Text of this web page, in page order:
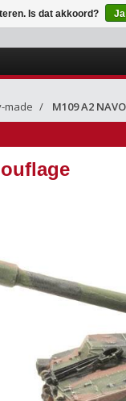
made M109 A2
Is dat akkoord? Ja